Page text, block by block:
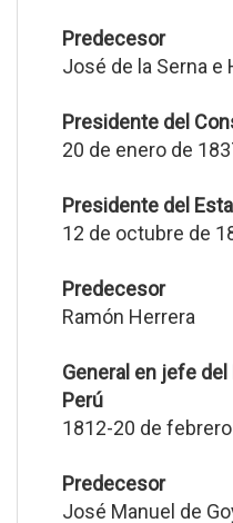
Predecesor
José de la Serna e
Presidente del
20 de enero de
Presidente del
12 de octubre de
Predecesor
Ramón Herrera
General en jefe
Perú
1812-20 de
Predecesor
José Manuel de